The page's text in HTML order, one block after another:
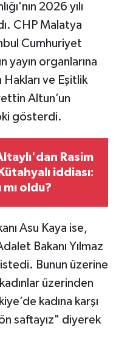
2026 yılı
CHP Malatya
Cumhuriyet
yayın organlarına
Hakları ve Eşitlik
Altun’un
gösterdi.
Rasim
iddiası:
mı oldu?
Asu Kaya ise,
Bakanı Yılmaz
Bunun üzerine
üzerinden
kadına karşı
saftayız" diyerek